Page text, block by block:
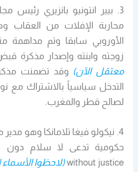
3. بيير انتونيو بانزيري
محاربة الإفلات من العقاب
الأوروبي سابقا وتم مداهمة
زوجته وابنته وإصدار مذكرة
معتقل الآن) وقد تضمنت
التدخل سياسياً بالاشتراك مع
لصالح قطر والمغرب.
4. نيكولو فيغا تلامانكا وهو
without justice(لاحظوا الأسماء